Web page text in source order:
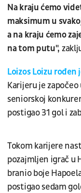
Na kraju ćemo
maksimum u
a na kraju ćemo
na tom putu",
Loizos Loizu
Karijeru je
seniorskoj
postigao 31 gol i
Tokom karijere
pozajmljen igrač u
branio boje
postigao sedam